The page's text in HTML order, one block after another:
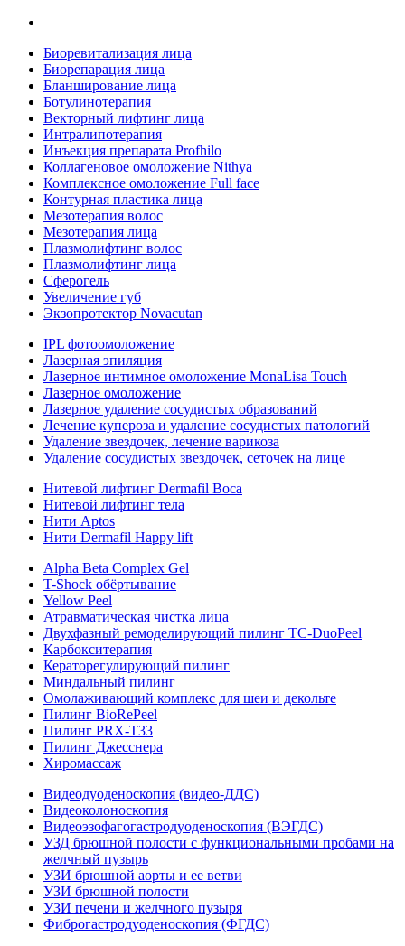
Биоревитализация лица
Биорепарация лица
Бланширование лица
Ботулинотерапия
Векторный лифтинг лица
Интралипотерапия
Инъекция препарата Profhilo
Коллагеновое омоложение Nithya
Комплексное омоложение Full face
Контурная пластика лица
Мезотерапия волос
Мезотерапия лица
Плазмолифтинг волос
Плазмолифтинг лица
Сферогель
Увеличение губ
Экзопротектор Novacutan
IPL фотоомоложение
Лазерная эпиляция
Лазерное интимное омоложение MonaLisa Touch
Лазерное омоложение
Лазерное удаление сосудистых образований
Лечение купероза и удаление сосудистых патологий
Удаление звездочек, лечение варикоза
Удаление сосудистых звездочек, сеточек на лице
Нитевой лифтинг Dermafil Boca
Нитевой лифтинг тела
Нити Aptos
Нити Dermafil Happy lift
Alpha Beta Complex Gel
T-Shock обёртывание
Yellow Peel
Атравматическая чистка лица
Двухфазный ремоделирующий пилинг TC-DuoPeel
Карбокситерапия
Кераторегулирующий пилинг
Миндальный пилинг
Омолаживающий комплекс для шеи и декольте
Пилинг BioRePeel
Пилинг PRX-T33
Пилинг Джесснера
Хиромассаж
Видеодуоденоскопия (видео-ДДС)
Видеоколоноскопия
Видеоэзофагогастродуоденоскопия (ВЭГДС)
УЗД брюшной полости с функциональными пробами на
желчный пузырь
УЗИ брюшной аорты и ее ветви
УЗИ брюшной полости
УЗИ печени и желчного пузыря
Фиброгастродуоденоскопия (ФГДС)